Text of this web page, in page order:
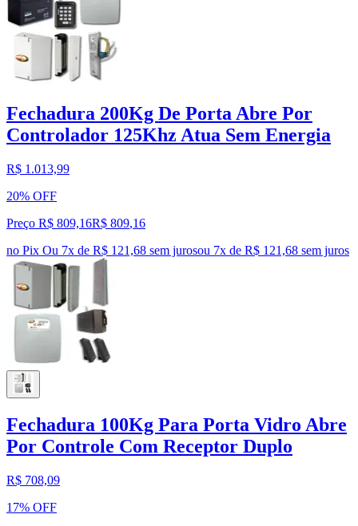
Fechadura 200Kg De Porta Abre Por
Controlador 125Khz Atua Sem Energia
R$ 1.013,99
20% OFF
Preço R$ 809,16R$ 809,16
no Pix Ou 7x de R$ 121,68 sem jurosou 7x de R$ 121,68 sem juros
Fechadura 100Kg Para Porta Vidro Abre
Por Controle Com Receptor Duplo
R$ 708,09
17% OFF